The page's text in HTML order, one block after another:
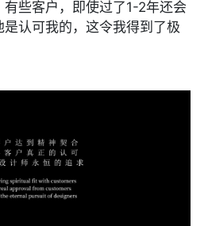
些客户，即使过了1-2年还会
认可我的，这令我得到了极